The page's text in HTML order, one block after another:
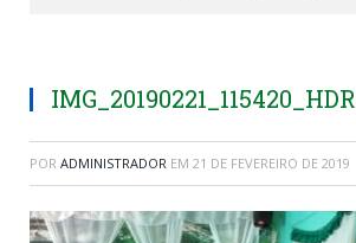
IMG_20190221_115420_HDR
POR ADMINISTRADOR EM 21 DE FEVEREIRO DE 2019